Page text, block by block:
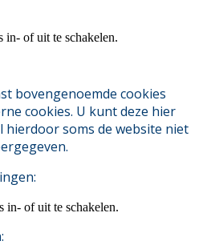
of uit te schakelen.
bovengenoemde cookies
cookies. U kunt deze hier
hierdoor soms de website niet
of uit te schakelen.